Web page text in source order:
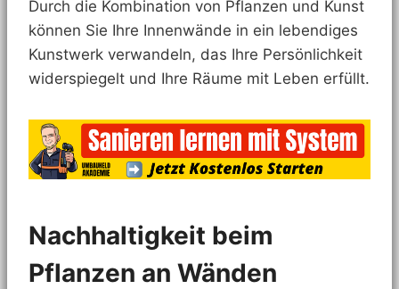
Durch die Kombination von Pflanzen und Kunst
können Sie Ihre Innenwände in ein lebendiges
Kunstwerk verwandeln, das Ihre Persönlichkeit
widerspiegelt und Ihre Räume mit Leben erfüllt.
Nachhaltigkeit beim
Pflanzen an Wänden